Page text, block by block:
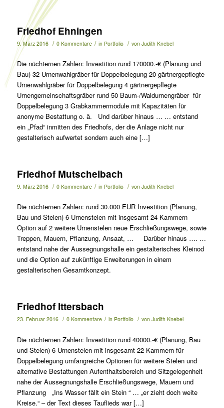
Friedhof Ehningen
9. März 2016 / 0 Kommentare / in Portfolio / von Judith Knebel
Die nüchternen Zahlen: Investition rund 170000.-€ (Planung und
Bau) 32 Urnenwahlgräber für Doppelbelegung 20 gärtnergepflegte
Urnenwahlgräber für Doppelbelegung 4 gärtnergepflegte
Urnengemeinschaftsgräber rund 50 Baum-/Waldurnengräber für
Doppelbelegung 3 Grabkammermodule mit Kapazitäten für
anonyme Bestattung o. ä. Und darüber hinaus … … entstand
ein „Pfad“ inmitten des Friedhofs, der die Anlage nicht nur
gestalterisch aufwertet sondern auch eine […]
Friedhof Mutschelbach
9. März 2016 / 0 Kommentare / in Portfolio / von Judith Knebel
Die nüchternen Zahlen: rund 30.000 EUR Investition (Planung,
Bau und Stelen) 6 Urnenstelen mit insgesamt 24 Kammern
Option auf 2 weitere Urnenstelen neue Erschließungswege, sowie
Treppen, Mauern, Pflanzung, Ansaat, … Darüber hinaus …. …
entstand nahe der Aussegnungshalle ein gestalterisches Kleinod
und die Option auf zukünftige Erweiterungen in einem
gestalterischen Gesamtkonzept.
Friedhof Ittersbach
23. Februar 2016 / 0 Kommentare / in Portfolio / von Judith Knebel
Die nüchternen Zahlen: Investition rund 40000.-€ (Planung, Bau
und Stelen) 6 Urnenstelen mit insgesamt 22 Kammern für
Doppelbelegung umfangreiche Optionen für weitere Stelen und
alternative Bestattungen Aufenthaltsbereich und Sitzgelegenheit
nahe der Aussegnungshalle Erschließungswege, Mauern und
Pflanzung „Ins Wasser fällt ein Stein “ … „er zieht doch weite
Kreise.“ – der Text dieses Tauflieds war […]